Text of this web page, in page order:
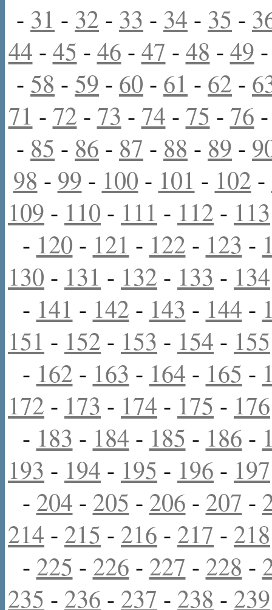
- 31 - 32 - 33 - 34 - 35 -
44 - 45 - 46 - 47 - 48 - 49
- 58 - 59 - 60 - 61 - 62 -
71 - 72 - 73 - 74 - 75 - 76
- 85 - 86 - 87 - 88 - 89 -
98 - 99 - 100 - 101 - 102 -
109 - 110 - 111 - 112 - 113
- 120 - 121 - 122 - 123 -
130 - 131 - 132 - 133 - 134
- 141 - 142 - 143 - 144 -
151 - 152 - 153 - 154 - 155
- 162 - 163 - 164 - 165 -
172 - 173 - 174 - 175 - 176
- 183 - 184 - 185 - 186 -
193 - 194 - 195 - 196 - 197
- 204 - 205 - 206 - 207 -
214 - 215 - 216 - 217 - 218
- 225 - 226 - 227 - 228 -
235 - 236 - 237 - 238 - 239